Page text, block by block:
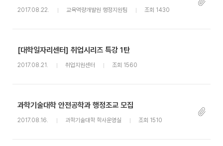
2017.08.22. 교육역량개발원 행정지원팀 조회 1430
[대학일자리센터] 취업시리즈 특강 1탄
2017.08.21. 취업지원센터 조회 1560
과학기술대학 안전공학과 행정조교 모집
2017.08.16. 과학기술대학 학사운영실 조회 1510